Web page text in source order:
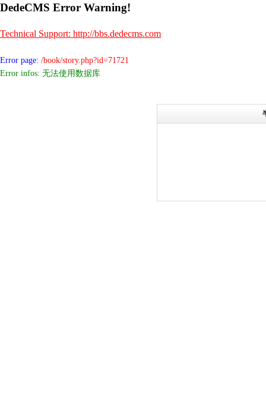
DedeCMS Error Warning!
Technical Support: http://bbs.dedecms.com
Error page: /book/story.php?id=71721
Error infos: 无法使用数据库